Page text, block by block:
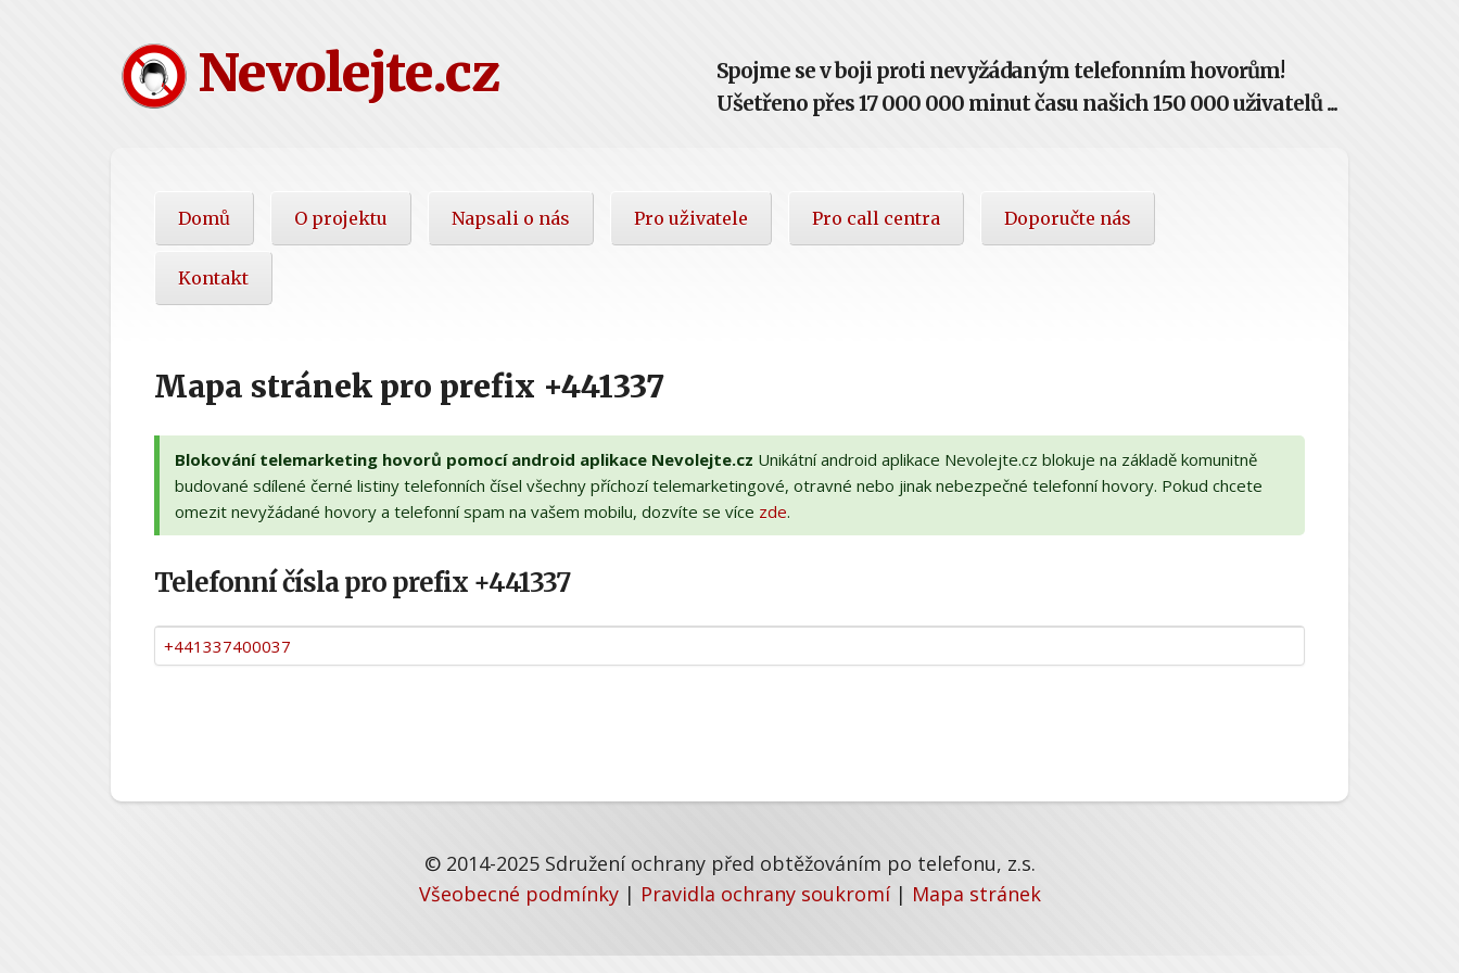
Nevolejte.cz
Spojme se v boji proti nevyžádaným telefonním hovorům!
Ušetřeno přes 17 000 000 minut času našich 150 000 uživatelů ...
Domů O projektu Napsali o nás Pro uživatele Pro call centra Doporučte nás
Kontakt
Mapa stránek pro prefix +441337
Blokování telemarketing hovorů pomocí android aplikace Nevolejte.cz Unikátní android aplikace Nevolejte.cz blokuje na základě komunitně
budované sdílené černé listiny telefonních čísel všechny příchozí telemarketingové, otravné nebo jinak nebezpečné telefonní hovory. Pokud chcete
omezit nevyžádané hovory a telefonní spam na vašem mobilu, dozvíte se více zde.
Telefonní čísla pro prefix +441337
+441337400037
© 2014-2025 Sdružení ochrany před obtěžováním po telefonu, z.s.
Všeobecné podmínky | Pravidla ochrany soukromí | Mapa stránek